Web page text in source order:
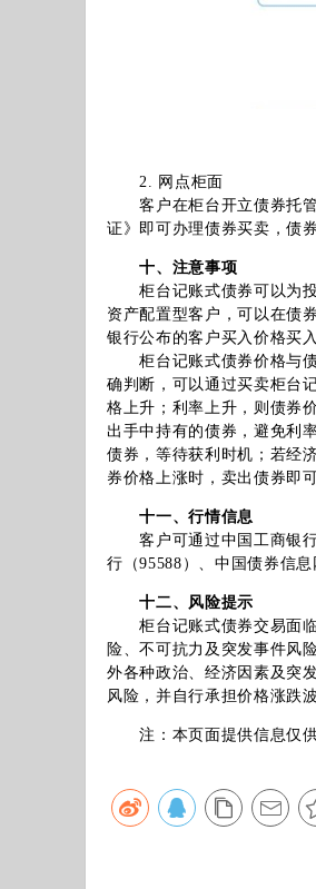
2. 网点柜面
客户在柜台开立债券托管
证》即可办理债券买卖，债
十、注意事项
柜台记账式债券可以为投
资产配置型客户，可以在债
银行公布的客户买入价格买
柜台记账式债券价格与债
确判断，可以通过买卖柜台
格上升；利率上升，则债券
出手中持有的债券，避免利
债券，等待获利时机；若经
券价格上涨时，卖出债券即
十一、行情信息
客户可通过中国工商银行
行（95588）、中国债券信
十二、风险提示
柜台记账式债券交易面临
险、不可抗力及突发事件风
外各种政治、经济因素及突
风险，并自行承担价格涨跌
注：本页面提供信息仅供